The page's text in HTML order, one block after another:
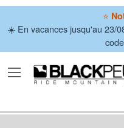
⭐
☀️ En vacances jusqu'au 23/
code